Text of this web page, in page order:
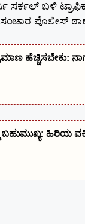
ಬಳಿ
ಪೊಲೀಸ್
ಹೆಚ್ಚಿಸಬೇಕು:
ಬಹುಮುಖ್ಯ: ಹಿರಿಯ